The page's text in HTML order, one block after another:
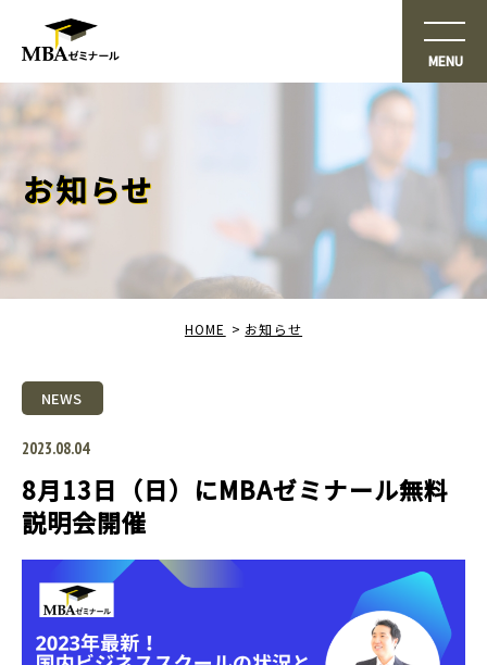
お知らせ
HOME お知らせ
NEWS
2023.08.04
8月13日（日）にMBAゼミナール無料
説明会開催